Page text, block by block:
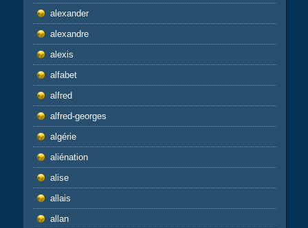
alexander
alexandre
alexis
alfabet
alfred
alfred-georges
algérie
aliénation
alise
allais
allan